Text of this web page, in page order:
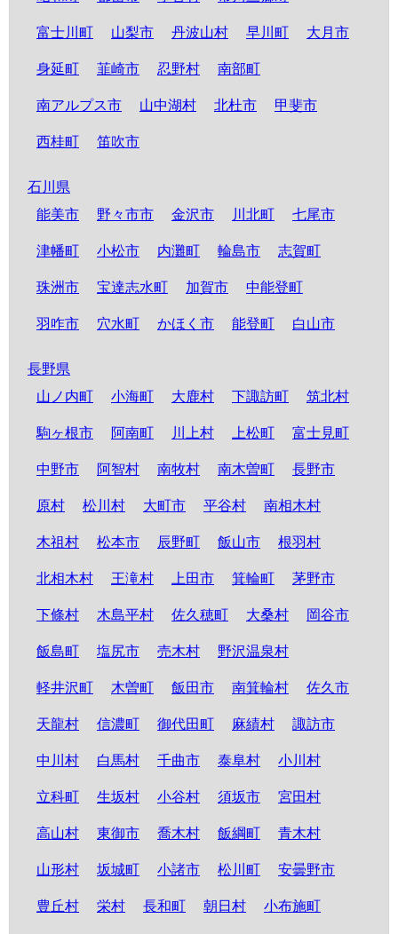
富士川町 山梨市 丹波山村 早川町 大月市
身延町 韮崎市 忍野村 南部町
南アルプス市 山中湖村 北杜市 甲斐市
西桂町 笛吹市
石川県
能美市
野々市市 金沢市 川北町 七尾市
津幡町 小松市 内灘町 輪島市 志賀町
珠洲市 宝達志水町 加賀市 中能登町
羽咋市 穴水町 かほく市 能登町 白山市
長野県
山ノ内町
小海町 大鹿村 下諏訪町 筑北村
駒ヶ根市 阿南町 川上村 上松町 富士見町
中野市 阿智村 南牧村 南木曽町 長野市
原村 松川村 大町市 平谷村 南相木村
木祖村 松本市 辰野町 飯山市 根羽村
北相木村 王滝村 上田市 箕輪町 茅野市
下條村 木島平村 佐久穂町 大桑村 岡谷市
飯島町 塩尻市 売木村 野沢温泉村
軽井沢町 木曽町 飯田市 南箕輪村 佐久市
天龍村 信濃町 御代田町 麻績村 諏訪市
中川村 白馬村 千曲市 泰阜村 小川村
立科町 生坂村 小谷村 須坂市 宮田村
高山村 東御市 喬木村 飯綱町 青木村
山形村 坂城町 小諸市 松川町 安曇野市
豊丘村 栄村 長和町 朝日村 小布施町